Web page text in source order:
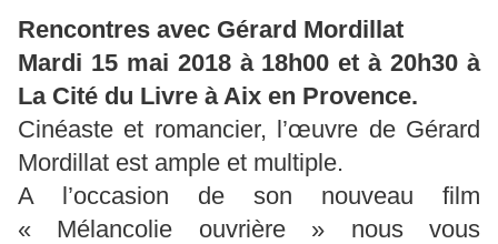
Rencontres avec Gérard Mordillat
Mardi 15 mai 2018 à 18h00 et à 20h30 à
La Cité du Livre à Aix en Provence.
Cinéaste et romancier, l’œuvre de Gérard
Mordillat est ample et multiple.
A l’occasion de son nouveau film
« Mélancolie ouvrière » nous vous